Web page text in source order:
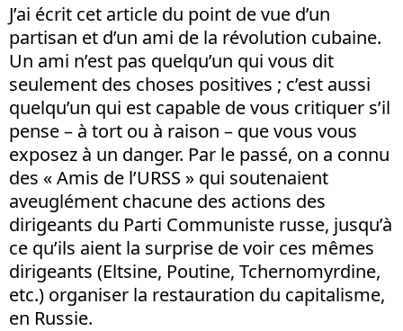
J’ai écrit cet article du point de vue d’un
partisan et d’un ami de la révolution cubaine.
Un ami n’est pas quelqu’un qui vous dit
seulement des choses positives ; c’est aussi
quelqu’un qui est capable de vous critiquer s’il
pense – à tort ou à raison – que vous vous
exposez à un danger. Par le passé, on a connu
des « Amis de l’URSS » qui soutenaient
aveuglément chacune des actions des
dirigeants du Parti Communiste russe, jusqu’à
ce qu’ils aient la surprise de voir ces mêmes
dirigeants (Eltsine, Poutine, Tchernomyrdine,
etc.) organiser la restauration du capitalisme,
en Russie.